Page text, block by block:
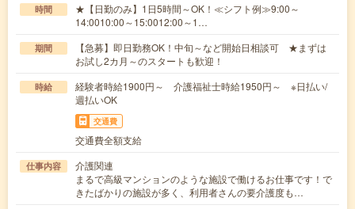
時間
★【日勤のみ】1日5時間～OK！≪シフト例≫9:00～
14:0010:00～15:0012:00～1…
期間
【急募】即日勤務OK！中旬～など開始日相談可 ★まずは
お試し2カ月～のスタートも歓迎！
時給
経験者時給1900円～ 介護福祉士時給1950円～ ※日払い/
週払いOK
交通費
交通費全額支給
仕事内容
介護関連
まるで高級マンションのような施設で働けるお仕事です！で
きたばかりの施設が多く、利用者さんの要介護度も…